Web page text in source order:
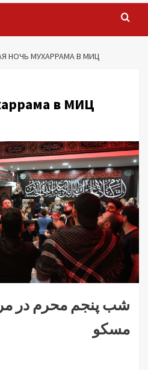
НОЧЬ МУХАРРАМА В МИЦ
в МИЦ
شب پنجم محرم در
مسکو